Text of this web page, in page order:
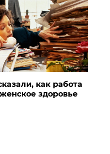
как работа
здоровье